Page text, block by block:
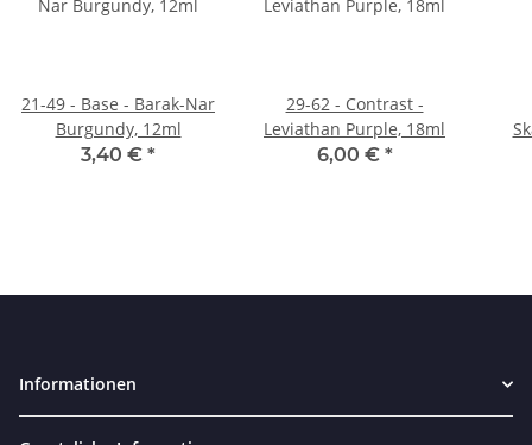
21-49 - Base - Barak-Nar
Burgundy, 12ml
3,40 € *
29-62 - Contrast -
Leviathan Purple, 18ml
6,00 € *
Informationen